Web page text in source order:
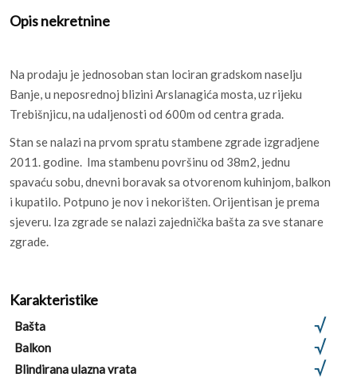
Opis nekretnine
Na prodaju je jednosoban stan lociran gradskom naselju
Banje, u neposrednoj blizini Arslanagića mosta, uz rijeku
Trebišnjicu, na udaljenosti od 600m od centra grada.
Stan se nalazi na prvom spratu stambene zgrade izgradjene
2011. godine. Ima stambenu površinu od 38m2, jednu
spavaću sobu, dnevni boravak sa otvorenom kuhinjom, balkon
i kupatilo. Potpuno je nov i nekorišten. Orijentisan je prema
sjeveru. Iza zgrade se nalazi zajednička bašta za sve stanare
zgrade.
Karakteristike
Bašta
Balkon
Blindirana ulazna vrata